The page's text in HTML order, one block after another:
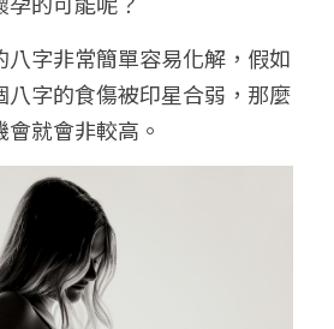
八字非常簡單容易化解，假如
八字的食傷被印星合弱，那麼
就會非較高。